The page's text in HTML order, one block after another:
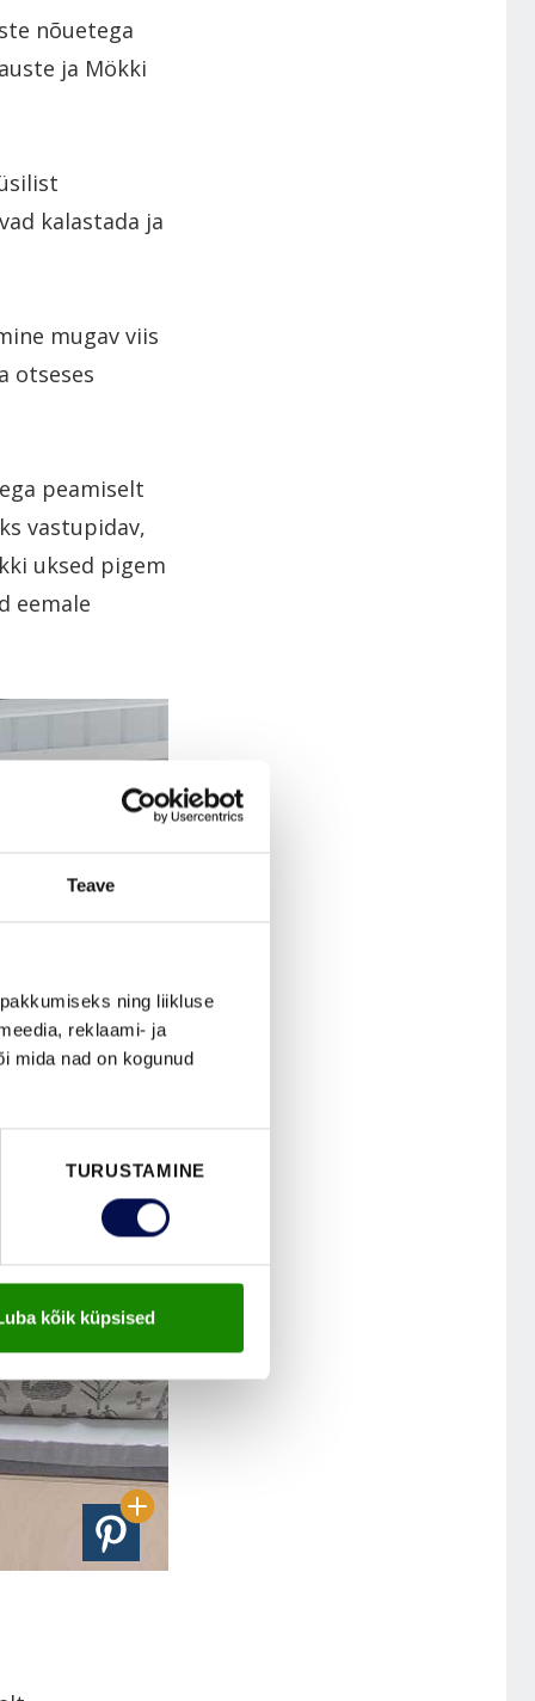
Teave
ning liikluse
reklaami- ja
mida nad on kogunud
TURUSTAMINE
kõik küpsised
nõuetega
ja Mökki
kalastada ja
mugav viis
otseses
peamiselt
vastupidav,
uksed pigem
eemale